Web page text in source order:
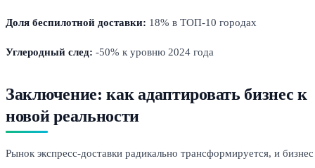
Доля беспилотной доставки: 18% в ТОП-10 городах
Углеродный след: -50% к уровню 2024 года
Заключение: как адаптировать бизнес к
новой реальности
Рынок экспресс-доставки радикально трансформируется, и бизнес